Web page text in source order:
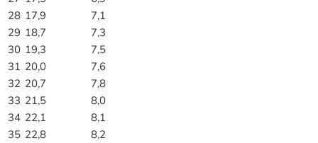
28 17,9
7,1
29 18,7
7,3
30 19,3
7,5
31 20,0
7,6
32 20,7
7,8
33 21,5
8,0
34 22,1
8,1
35 22,8
8,2